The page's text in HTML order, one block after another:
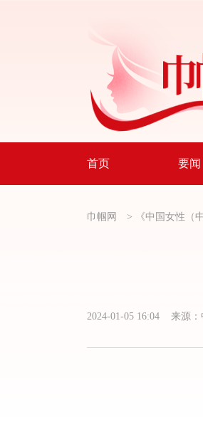
首页 要闻
巾帼网 > 《中国女性（
2024-01-05 16:04 来源：